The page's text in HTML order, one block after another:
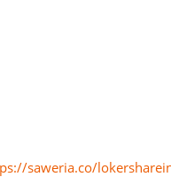
saweria.co/